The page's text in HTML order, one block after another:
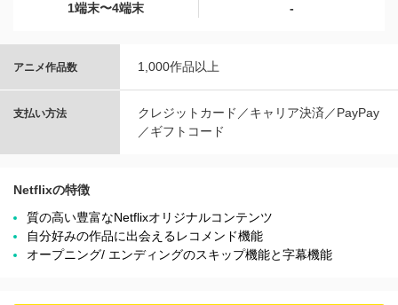
1端末〜4端末 -
アニメ作品数 1,000作品以上
支払い方法
クレジットカード／キャリア決済／PayPay
／ギフトコード
Netflixの特徴
質の高い豊富なNetflixオリジナルコンテンツ
自分好みの作品に出会えるレコメンド機能
オープニング/ エンディングのスキップ機能と字幕機能